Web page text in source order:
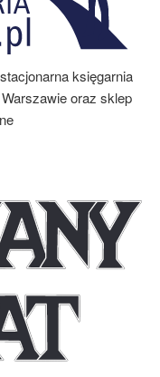
księgarnia
oraz sklep